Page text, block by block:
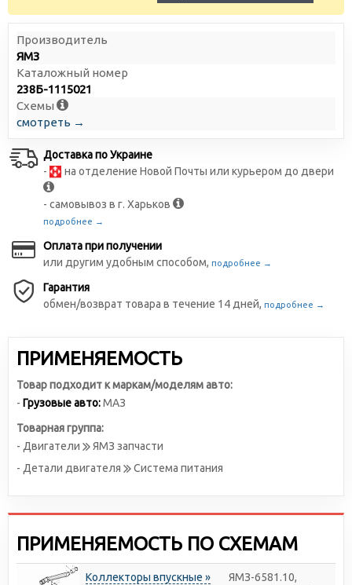
Производитель
ЯМЗ
Каталожный номер
238Б-1115021
Схемы
смотреть →
Доставка по Украине
-
на отделение Новой Почты или курьером до двери
- самовывоз в г. Харьков
подробнее →
Оплата при получении
или другим удобным способом, подробнее →
Гарантия
обмен/возврат товара в течение 14 дней, подробнее →
ПРИМЕНЯЕМОСТЬ
Товар подходит к маркам/моделям авто:
- Грузовые авто:МАЗ
Товарная группа:
- Двигатели
ЯМЗ запчасти
- Детали двигателя
Система питания
ПРИМЕНЯЕМОСТЬ ПО СХЕМАМ
Коллекторы впускные »
ЯМЗ-6581.10,